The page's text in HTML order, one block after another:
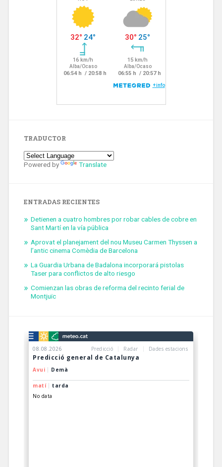
TRADUCTOR
Powered by Translate
ENTRADAS RECIENTES
Detienen a cuatro hombres por robar cables de cobre en
Sant Martí en la vía pública
Aprovat el planejament del nou Museu Carmen Thyssen a
l’antic cinema Comèdia de Barcelona
La Guardia Urbana de Badalona incorporará pistolas
Taser para conflictos de alto riesgo
Comienzan las obras de reforma del recinto ferial de
Montjuïc